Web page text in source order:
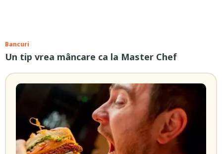
Bancuri
Un tip vrea mâncare ca la Master Chef